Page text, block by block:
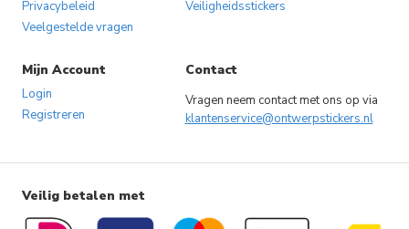
Privacybeleid
Veelgestelde vragen
Veiligheidsstickers
Mijn Account
Login
Registreren
Contact
Vragen neem contact met ons op via
klantenservice@ontwerpstickers.nl
Veilig betalen met